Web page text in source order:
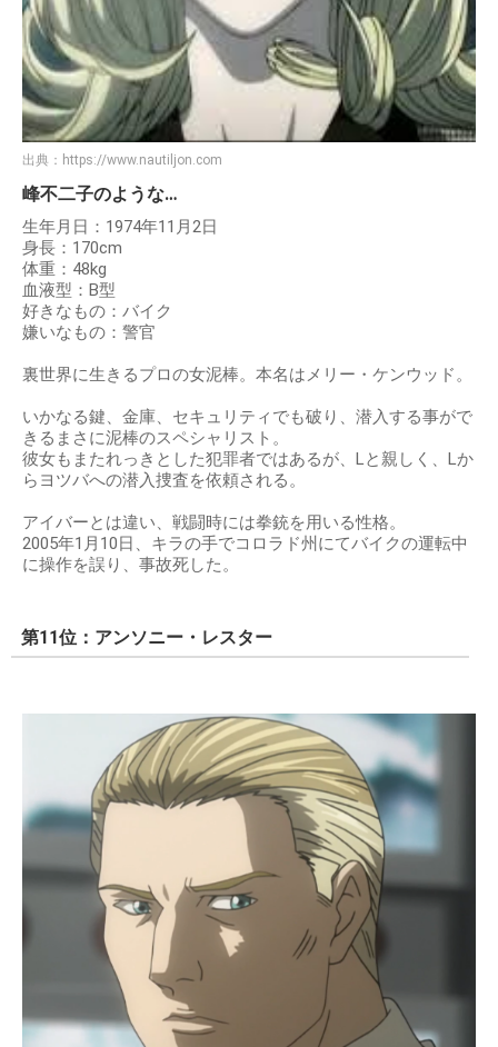
出典： https://www.nautiljon.com
峰不二子のような…
生年月日：1974年11月2日
身長：170cm
体重：48kg
血液型：B型
好きなもの：バイク
嫌いなもの：警官
裏世界に生きるプロの女泥棒。本名はメリー・ケンウッド。
いかなる鍵、金庫、セキュリティでも破り、潜入する事がで
きるまさに泥棒のスペシャリスト。
彼女もまたれっきとした犯罪者ではあるが、Lと親しく、Lか
らヨツバへの潜入捜査を依頼される。
アイバーとは違い、戦闘時には拳銃を用いる性格。
2005年1月10日、キラの手でコロラド州にてバイクの運転中
に操作を誤り、事故死した。
第11位：アンソニー・レスター